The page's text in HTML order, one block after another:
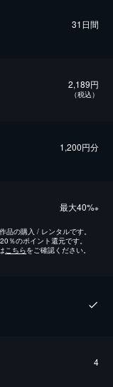
31日間
2,189円
（税込）
1,200円分
最⼤40%※
の購入 / レンタルです。
％のポイント還元です。
こちらをご確認ください。
4